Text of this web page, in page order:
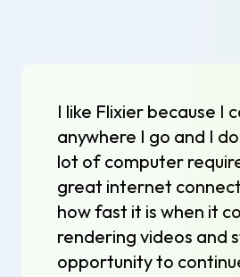
I like Flixier because I
anywhere I go and I
lot of computer
great internet
how fast it is when it
rendering videos and
opportunity to